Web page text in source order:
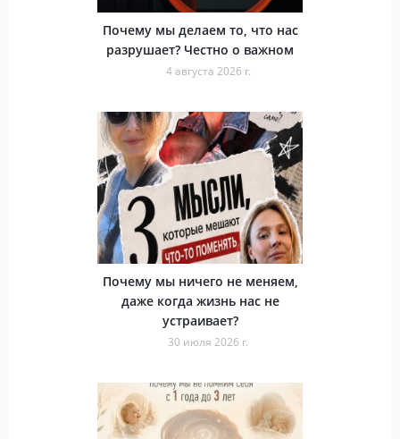
Почему мы делаем то, что нас
разрушает? Честно о важном
4 августа 2026 г.
Почему мы ничего не меняем,
даже когда жизнь нас не
устраивает?
30 июля 2026 г.